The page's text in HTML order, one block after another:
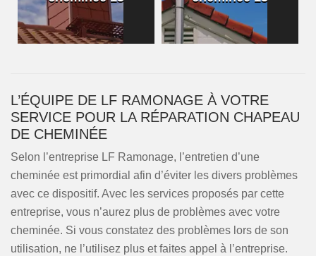
L’ÉQUIPE DE LF RAMONAGE À VOTRE
SERVICE POUR LA RÉPARATION CHAPEAU
DE CHEMINÉE
Selon l’entreprise LF Ramonage, l’entretien d’une
cheminée est primordial afin d’éviter les divers problèmes
avec ce dispositif. Avec les services proposés par cette
entreprise, vous n’aurez plus de problèmes avec votre
cheminée. Si vous constatez des problèmes lors de son
utilisation, ne l’utilisez plus et faites appel à l’entreprise.